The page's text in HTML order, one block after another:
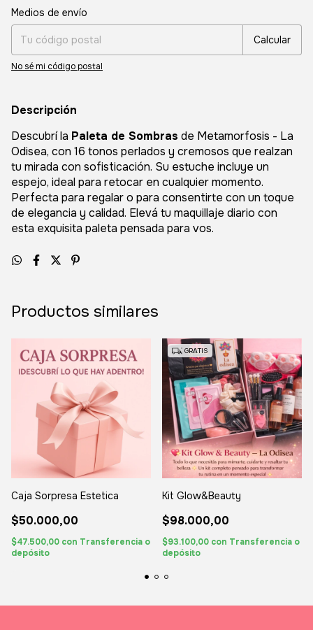
Entregas para el CP:
Medios de envío
Calcular
No sé mi código postal
Descripción
Descubrí la Paleta de Sombras de Metamorfosis - La
Odisea, con 16 tonos perlados y cremosos que realzan
tu mirada con sofisticación. Su estuche incluye un
espejo, ideal para retocar en cualquier momento.
Perfecta para regalar o para consentirte con un toque
de elegancia y calidad. Elevá tu maquillaje diario con
esta exquisita paleta pensada para vos.
Productos similares
Caja Sorpresa Estetica
$50.000,00
$47.500,00 con Transferencia o
depósito
GRATIS
Kit Glow&Beauty
$98.000,00
$93.100,00 con Transferencia o
depósito